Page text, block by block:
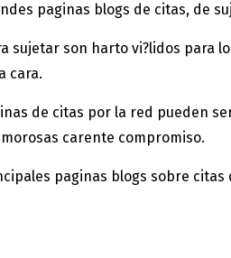
paginas blogs de citas, de
sujetar son harto vi?lidos para
cara.
de citas por la red pueden
carente compromiso.
paginas blogs sobre